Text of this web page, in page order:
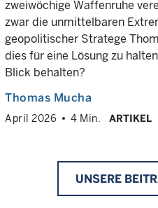
zweiwöchige Waffenruhe
zwar die unmittelbaren
geopolitischer Stratege
dies für eine Lösung zu
Blick behalten?
Thomas Mucha
April 2026 4 Min. ARTIKEL
UNSERE